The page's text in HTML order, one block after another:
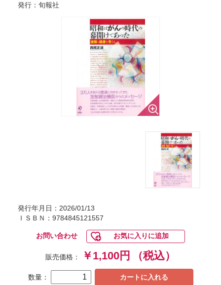
発行：旬報社
発行年月日：2026/01/13
ＩＳＢＮ：9784845121557
お問い合わせ お気に入りに追加
販売価格： ￥1,100円 （税込）
数量： カートに入れる